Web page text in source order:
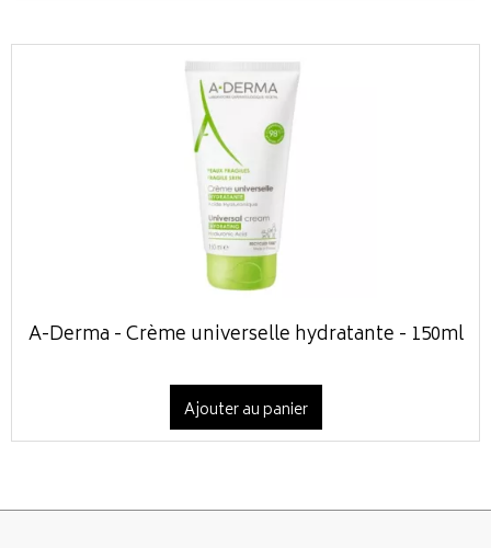
A-Derma - Crème universelle hydratante - 150ml
Ajouter au panier